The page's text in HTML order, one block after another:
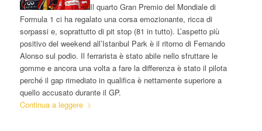
Il quarto Gran Premio del Mondiale di
Formula 1 ci ha regalato una corsa emozionante, ricca di
sorpassi e, soprattutto di pit stop (81 in tutto). L’aspetto più
positivo del weekend all’Istanbul Park è il ritorno di Fernando
Alonso sul podio. Il ferrarista è stato abile nello sfruttare le
gomme e ancora una volta a fare la differenza è stato il pilota
perché il gap rimediato in qualifica è nettamente superiore a
quello accusato durante il GP.
Continua a leggere